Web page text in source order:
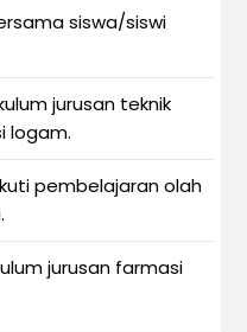
siswa/siswi
jurusan teknik
logam.
pembelajaran olah
jurusan farmasi